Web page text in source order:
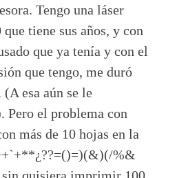
Tengo una láser
tiene sus años, y con
que ya tenía y con el
que tengo, me duró
esa aún se le
Pero el problema con
más de 10 hojas en la
%&